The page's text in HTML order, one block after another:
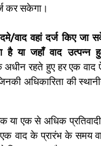
कर सकेगा।
वाद वहां दर्ज किए जा
है या जहाँ वाद
अधीन रहते हुए हर एक वाद
अधिकारिता की
या एक से अधिक प्रतिवादी
वाद के प्रारंभ के समय